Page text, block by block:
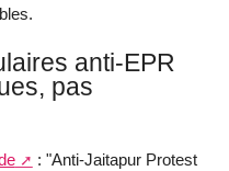
anti-EPR
pas
: "Anti-Jaitapur Protest